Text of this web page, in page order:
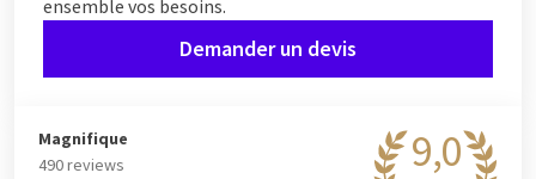
ensemble vos besoins.
Demander un devis
9,0
Magnifique
490 reviews